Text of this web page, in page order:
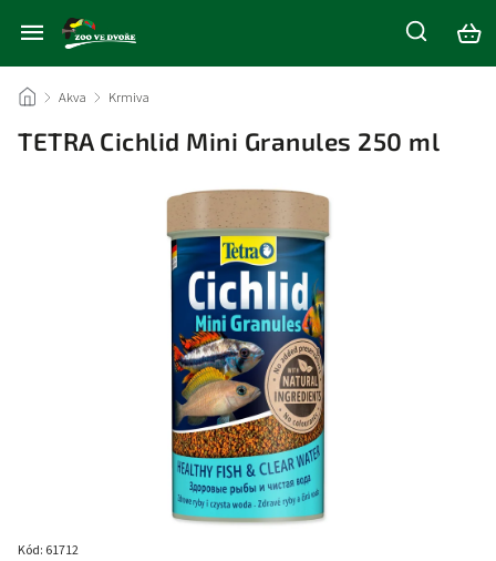
/ Akva / Krmiva
TETRA Cichlid Mini Granules 250 ml
Kód: 61712